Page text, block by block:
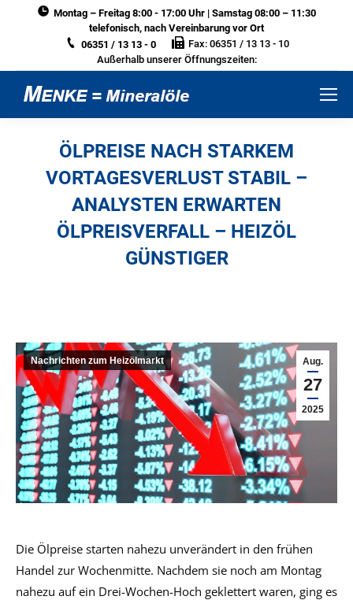
Montag – Freitag 8:00 - 17:00 Uhr | Samstag 08:00 – 11:30
telefonisch, nach Vereinbarung vor Ort
06351 / 13 13 - 0
Fax: 06351 / 13 13 - 10
Außerhalb unserer Öffnungszeiten:
ÖLPREISE NACH STARKEM
VORTAGESVERLUST STABIL –
ANALYSTEN ERWARTEN
ÖLPREISVERFALL – HEIZÖL
GÜNSTIGER
Aug.
27
2025
Nachrichten zum Heizölmarkt
Die Ölpreise starten nahezu unverändert in den frühen
Handel zur Wochenmitte. Nachdem sie noch am Montag
nahezu auf ein Drei-Wochen-Hoch geklettert waren, ging es